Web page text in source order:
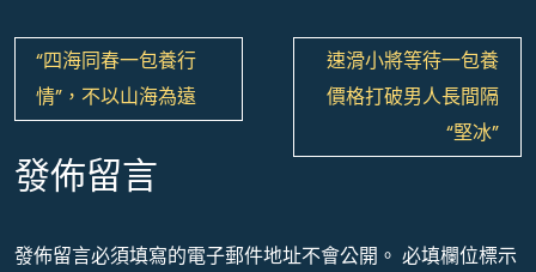
文
章
導
覽
“四海同春一包養行
情”，不以山海為遠
速滑小將等待一包養
價格打破男人長間隔
“堅冰”
發佈留言
發佈留言必須填寫的電子郵件地址不會公開。 必填欄位標示